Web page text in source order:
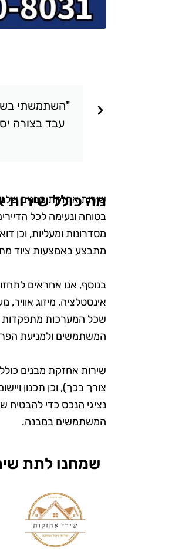
"השתמשתי
עבד בצורה
מה כולל
שירות אחזקת מבנים
בטוחה ונעימה לכל
מסדרונות ומעליות, וכן
מתבצע באמצעות ציוד
בנוסף, אנו אחראים
אינסטלציה, מיזוג אוויר,
שכל המערכות מתפקדות
המשתמשים ולמניעת
שירות אחזקת מבנים כולל
צורך בכך), וכן תכנון
נציגי הנכס כדי להבטיח
המשתמשים במבנה.
שמחנו לתת